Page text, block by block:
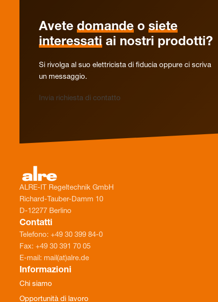
Avete domande o siete
interessati ai nostri prodotti?
Si rivolga al suo elettricista di fiducia oppure ci scriva
un messaggio.
Invia richiesta di contatto
ALRE-IT Regeltechnik GmbH
Richard-Tauber-Damm 10
D-12277 Berlino
Contatti
Telefono: +49 30 399 84-0
Fax: +49 30 391 70 05
E-mail: mail(at)alre.de
Informazioni
Chi siamo
Opportunità di lavoro